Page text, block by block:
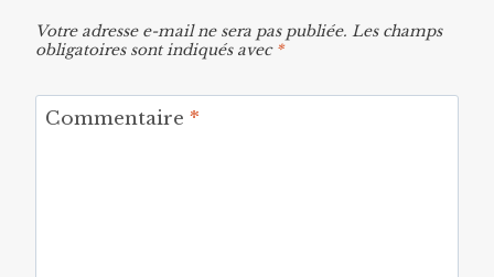
Votre adresse e-mail ne sera pas publiée. Les champs
obligatoires sont indiqués avec *
Commentaire *